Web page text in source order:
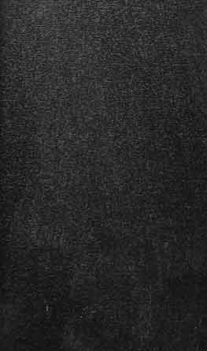
Blüthner PRO-88 EX
Das leichte, portable Piano:
für zuhause und die Bühne die
optimale Ausstattung.
Das Blüthner PRO-EX verfügt,
wie auch alle e-Klaviere in
diesem Shop über den
​Linkshänder-Modus und
läßt sich somit auf linkshändiges
Spielen umschalten.